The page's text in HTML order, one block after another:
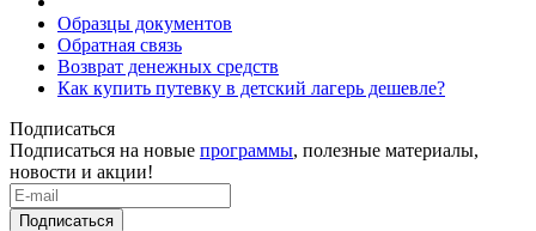
Образцы документов
Обратная связь
Возврат денежных средств
Как купить путевку в детский лагерь дешевле?
Подписаться
Подписаться на новые программы, полезные материалы,
новости и акции!
Подписаться